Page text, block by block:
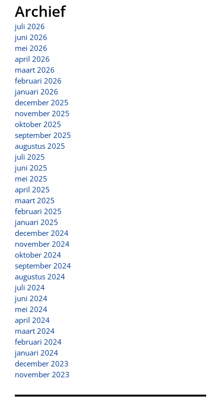
Archief
juli 2026
juni 2026
mei 2026
april 2026
maart 2026
februari 2026
januari 2026
december 2025
november 2025
oktober 2025
september 2025
augustus 2025
juli 2025
juni 2025
mei 2025
april 2025
maart 2025
februari 2025
januari 2025
december 2024
november 2024
oktober 2024
september 2024
augustus 2024
juli 2024
juni 2024
mei 2024
april 2024
maart 2024
februari 2024
januari 2024
december 2023
november 2023